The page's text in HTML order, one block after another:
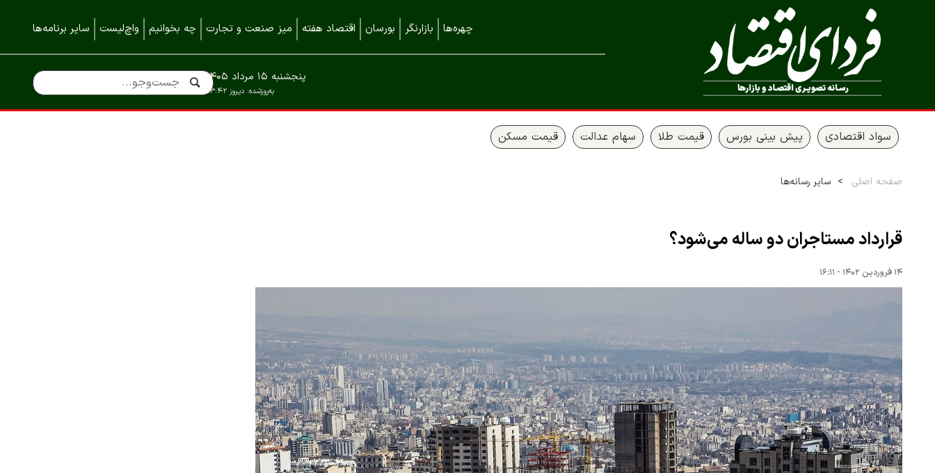
چهره‌ها بازارنگر بورسان اقتصاد هفته میز صنعت و تجارت چه بخوانیم واچ‌لیست سایر برنامه‌ها
به‌روزشده: دیروز ۱۳:۴۲
پنجشنبه ۱۵ مرداد ۱۴۰۵
سواد اقتصادی پیش بینی بورس قیمت طلا سهام عدالت قیمت مسکن
صفحه اصلی سایر رسانه‌ها
قرارداد مستاجران دو ساله می‌شود؟
۱۴ فروردین ۱۴۰۲ - ۱۶:۱۱